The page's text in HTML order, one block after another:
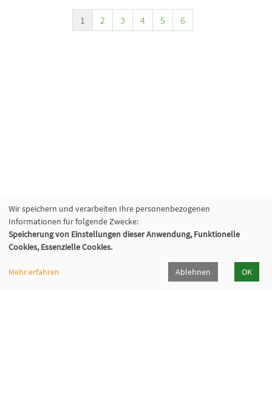
1 2 3 4 5 6
Sprachenzentrum Mariaspring
Pulverweg 65, 38678 Clausthal-Zellerfeld
Wir speichern und verarbeiten Ihre personenbezogenen
Informationen für folgende Zwecke:
Speicherung von Einstellungen dieser Anwendung, Funktionelle
Cookies, Essenzielle Cookies.
Mehr erfahren Ablehnen OK